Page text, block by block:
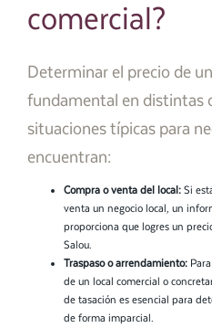
comercial?
Determinar el precio de
fundamental en distintas
situaciones típicas para
encuentran:
Compra o venta del local: Si
venta un negocio local, un
proporciona que logres un
Salou.
Traspaso o arrendamiento:
de un local comercial o
de tasación es esencial para
de forma imparcial.